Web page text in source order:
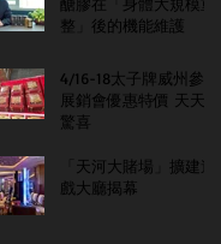
整」後的機能維護
4/16-18太子牌威州參
展銷會優惠特價 天天
驚喜
「天河大賭場」擴建遊
戲大廳揭幕